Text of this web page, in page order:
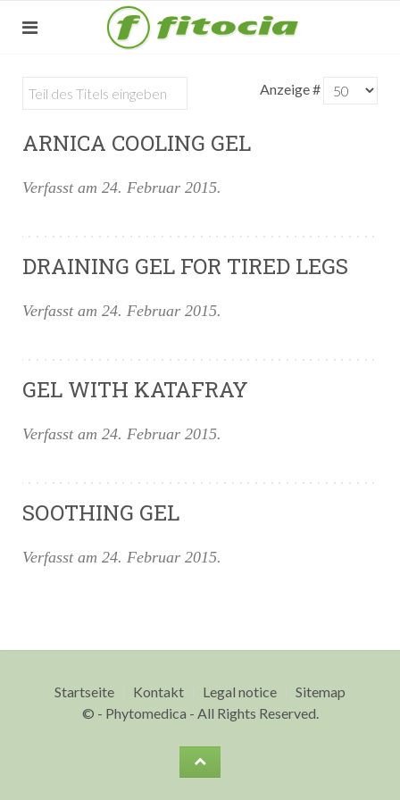
Anzeige #
ARNICA COOLING GEL
Verfasst am 24. Februar 2015.
DRAINING GEL FOR TIRED LEGS
Verfasst am 24. Februar 2015.
GEL WITH KATAFRAY
Verfasst am 24. Februar 2015.
SOOTHING GEL
Verfasst am 24. Februar 2015.
Startseite Kontakt Legal notice
Sitemap
© - Phytomedica - All Rights Reserved.